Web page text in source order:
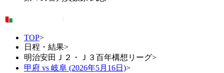
TOP>
日程・結果>
明治安田Ｊ２・Ｊ３百年構想リーグ>
甲府 vs 岐阜 (2026年5月16日)>